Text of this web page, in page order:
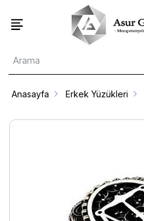
Anasayfa Erkek Yüzükleri